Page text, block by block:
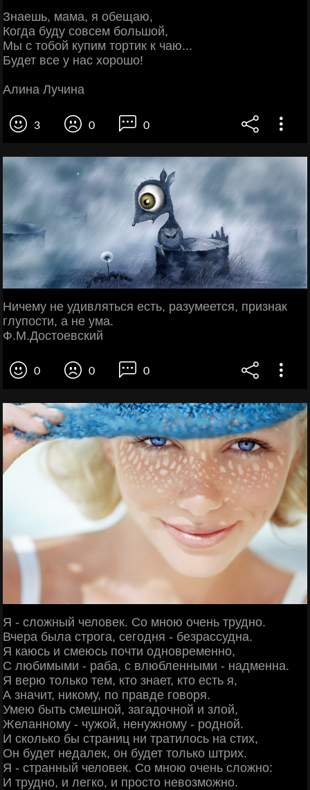
Знаешь, мама, я обещаю,
Когда буду совсем большой,
Мы с тобой купим тортик к чаю...
Будет все у нас хорошо!
Алина Лучина
3 0 0
Ничему не удивляться есть, разумеется, признак
глупости, а не ума.
Ф.М.Достоевский
0 0 0
Я - сложный человек. Со мною очень трудно.
Вчера была строга, сегодня - безрассудна.
Я каюсь и смеюсь почти одновременно,
С любимыми - раба, с влюбленными - надменна.
Я верю только тем, кто знает, кто есть я,
А значит, никому, по правде говоря.
Умею быть смешной, загадочной и злой,
Желанному - чужой, ненужному - родной.
И сколько бы страниц ни тратилось на стих,
Он будет недалек, он будет только штрих.
Я - странный человек. Со мною очень сложно:
И трудно, и легко, и просто невозможно.